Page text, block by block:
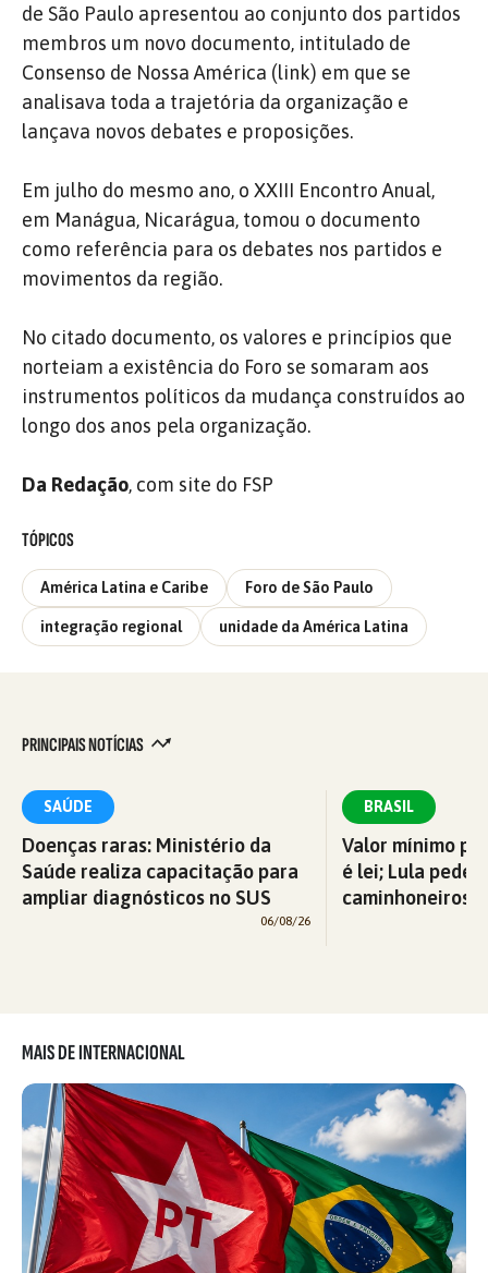
de São Paulo apresentou ao conjunto dos partidos
membros um novo documento, intitulado de
Consenso de Nossa América (link) em que se
analisava toda a trajetória da organização e
lançava novos debates e proposições.
Em julho do mesmo ano, o XXIII Encontro Anual,
em Manágua, Nicarágua, tomou o documento
como referência para os debates nos partidos e
movimentos da região.
No citado documento, os valores e princípios que
norteiam a existência do Foro se somaram aos
instrumentos políticos da mudança construídos ao
longo dos anos pela organização.
Da Redação, com site do FSP
TÓPICOS
América Latina e Caribe Foro de São Paulo
integração regional unidade da América Latina
PRINCIPAIS NOTÍCIAS
SAÚDE
Doenças raras: Ministério da
Saúde realiza capacitação para
ampliar diagnósticos no SUS
06/08/26
BRASIL
Valor mínimo
é lei; Lula pede
caminhoneiros
MAIS DE INTERNACIONAL